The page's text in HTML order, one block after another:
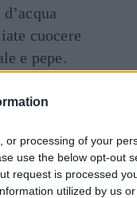
or processing of your
use the below opt-out
request is processed
utilized by us
cuocere
e pepe.
e